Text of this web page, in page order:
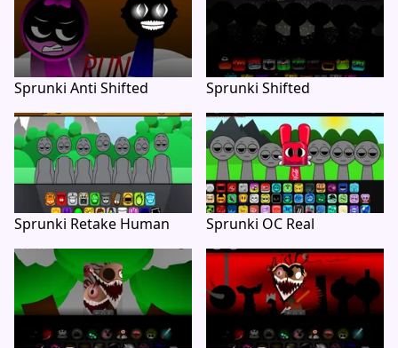
Sprunki Anti Shifted Sprunki Shifted
Sprunki Retake Human Sprunki OC Real